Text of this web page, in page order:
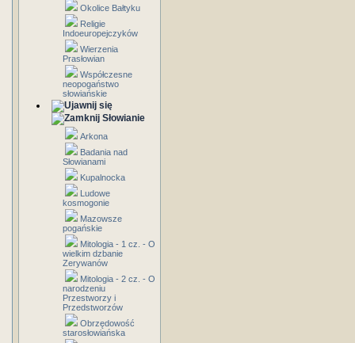
Okolice Bałtyku
Religie
Indoeuropejczyków
Wierzenia
Prasłowian
Współczesne
neopogaństwo
słowiańskie
Słowianie
Arkona
Badania nad
Słowianami
Kupalnocka
Ludowe
kosmogonie
Mazowsze
pogańskie
Mitologia - 1 cz. - O
wielkim dzbanie
Zerywanów
Mitologia - 2 cz. - O
narodzeniu
Przestworzy i
Przedstworzów
Obrzędowość
starosłowiańska